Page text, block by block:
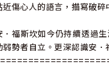
近傷心人的語言，描寫破碎
．福斯坎如今仍持續透過
弱勢者自立。更深認識安